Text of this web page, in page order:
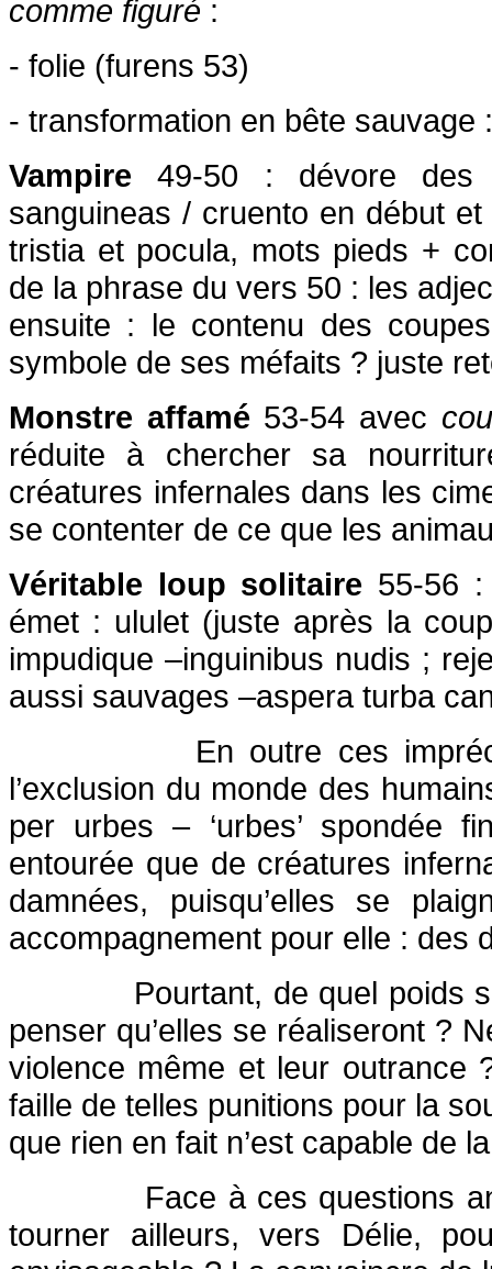
comme figuré :
- folie (furens 53)
- transformation en bête sauvage :
Vampire 49-50 : dévore des
sanguineas / cruento en début
tristia et pocula, mots pieds +
de la phrase du vers 50 : les
ensuite : le contenu des
symbole de ses méfaits ? juste
Monstre affamé 53-54 avec
réduite à chercher sa
créatures infernales dans les
se contenter de ce que les
Véritable loup solitaire 55-56 :
émet : ululet (juste après la
impudique –inguinibus nudis ;
aussi sauvages –aspera turba
En outre ces
l’exclusion du monde des
per urbes – ‘urbes’ spondée
entourée que de créatures
damnées, puisqu’elles se
accompagnement pour elle : des
Pourtant, de quel poids
penser qu’elles se réaliseront ?
violence même et leur outrance
faille de telles punitions pour la
que rien en fait n’est capable de
Face à ces questions
tourner ailleurs, vers Délie,